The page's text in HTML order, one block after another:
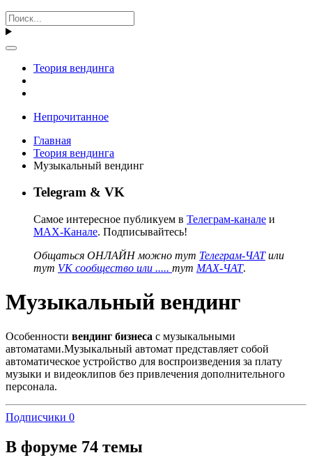
Теория вендинга
Непрочитанное
Главная
Теория вендинга
Музыкальный вендинг
Telegram & VK
Самое интересное публикуем в Телеграм-канале и
MAX-Канале. Подписывайтесь!
Общаться ОНЛАЙН можно тут Телеграм-ЧАТили
тут VK сообщество или ..... тут MAX-ЧАТ.
Музыкальный вендинг
Особенности вендинг бизнеса с музыкальными
автоматами.Музыкальный автомат представляет собой
автоматическое устройство для воспроизведения за плату
музыки и видеоклипов без привлечения дополнительного
персонала.
Подписчики 0
В форуме 74 темы